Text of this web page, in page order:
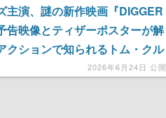
主演、謎の新作映画『DIGGER
告映像とティザーポスターが解
クションで知られるトム・クル
ルを片手に踊る「大惨事コメデ
2026年6月24日 公開